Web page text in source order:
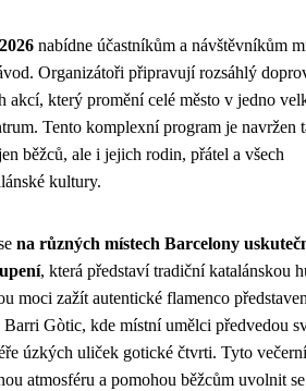
nabídne účastníkům a návštěvníkům
Organizátoři připravují rozsáhlý
akcí, který promění celé město v jedno
Tento komplexní program je navržen
běžců, ale i jejich rodin, přátel a všech
kultury.
na různých místech Barcelony
, která představí tradiční katalánskou
moci zažít autentické flamenco
Gòtic, kde místní umělci předvedou
úzkých uliček gotické čtvrti. Tyto
atmosféru a pomohou běžcům uvolnit